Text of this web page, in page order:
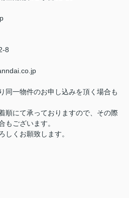
8
同一物件のお申し込みを頂く場合も
順にて承っておりますので、その際
もございます。
しくお願致します。